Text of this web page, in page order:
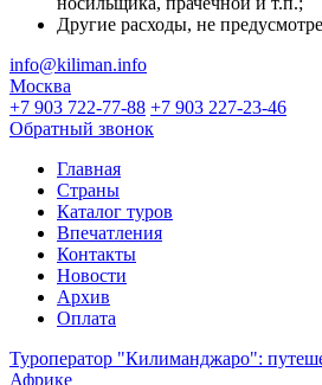
Другие расходы, не
info@kiliman.info
Москва
+7 903 722-77-88 +7 903 227-23-46
Обратный звонок
Главная
Страны
Каталог туров
Впечатления
Контакты
Новости
Архив
Оплата
Туроператор "Килиманджаро":
Африке